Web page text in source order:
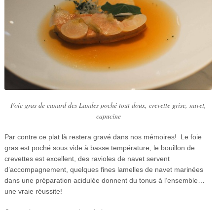
Foie gras de canard des Landes poché tout doux, crevette grise, navet,
capucine
Par contre ce plat là restera gravé dans nos mémoires! Le foie
gras est poché sous vide à basse température, le bouillon de
crevettes est excellent, des ravioles de navet servent
d’accompagnement, quelques fines lamelles de navet marinées
dans une préparation acidulée donnent du tonus à l’ensemble…
une vraie réussite!